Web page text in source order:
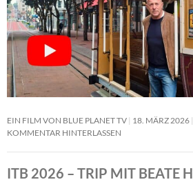
EIN FILM VON BLUE PLANET TV 18. MÄRZ 2026
KOMMENTAR HINTERLASSEN
ITB 2026 – TRIP MIT BEATE